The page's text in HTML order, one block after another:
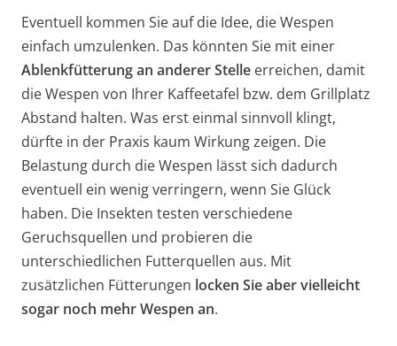
Eventuell kommen Sie auf die Idee, die Wespen
einfach umzulenken. Das könnten Sie mit einer
Ablenkfütterung an anderer Stelle erreichen, damit
die Wespen von Ihrer Kaffeetafel bzw. dem Grillplatz
Abstand halten. Was erst einmal sinnvoll klingt,
dürfte in der Praxis kaum Wirkung zeigen. Die
Belastung durch die Wespen lässt sich dadurch
eventuell ein wenig verringern, wenn Sie Glück
haben. Die Insekten testen verschiedene
Geruchsquellen und probieren die
unterschiedlichen Futterquellen aus. Mit
zusätzlichen Fütterungen locken Sie aber vielleicht
sogar noch mehr Wespen an.